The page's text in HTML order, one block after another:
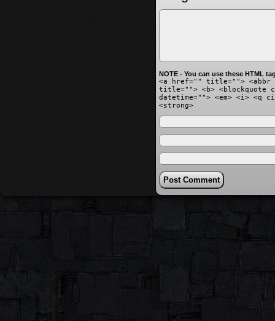
NOTE - You can use these HTML
<a href="" title=""> <abbr
title=""> <b> <blockquote
datetime=""> <em> <i> <q
<strong>